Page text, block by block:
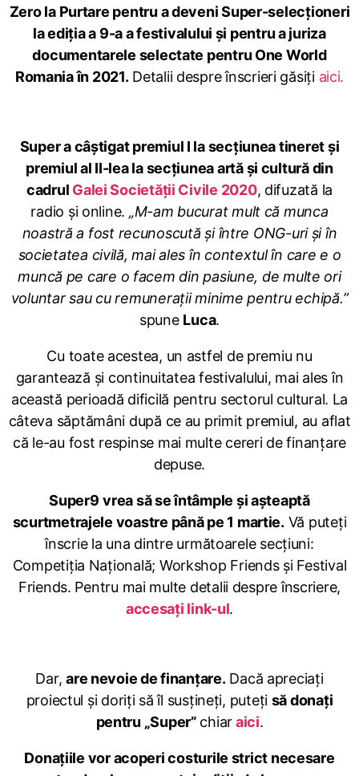
Zero la Purtare pentru a deveni Super-selecționeri
la ediția a 9-a a festivalului și pentru a juriza
documentarele selectate pentru One World
Romania în 2021. Detalii despre înscrieri găsiți aici.
Super a câștigat premiul I la secțiunea tineret și
premiul al II-lea la secțiunea artă și cultură din
cadrul Galei Societății Civile 2020, difuzată la
radio și online. „M-am bucurat mult că munca
noastră a fost recunoscută și între ONG-uri și în
societatea civilă, mai ales în contextul în care e o
muncă pe care o facem din pasiune, de multe ori
voluntar sau cu remunerații minime pentru echipă.”
spune Luca.
Cu toate acestea, un astfel de premiu nu
garantează și continuitatea festivalului, mai ales în
această perioadă dificilă pentru sectorul cultural. La
câteva săptămâni după ce au primit premiul, au aflat
că le-au fost respinse mai multe cereri de finanțare
depuse.
Super9 vrea să se întâmple și așteaptă
scurtmetrajele voastre până pe 1 martie. Vă puteți
înscrie la una dintre următoarele secțiuni:
Competiția Națională; Workshop Friends și Festival
Friends. Pentru mai multe detalii despre înscriere,
accesați link-ul.
Dar,are nevoie de finanțare. Dacă apreciați
proiectul și doriți să îl susțineți, puteți să donați
pentru „Super” chiaraici.
Donațiile vor acoperi costurile strict necesare